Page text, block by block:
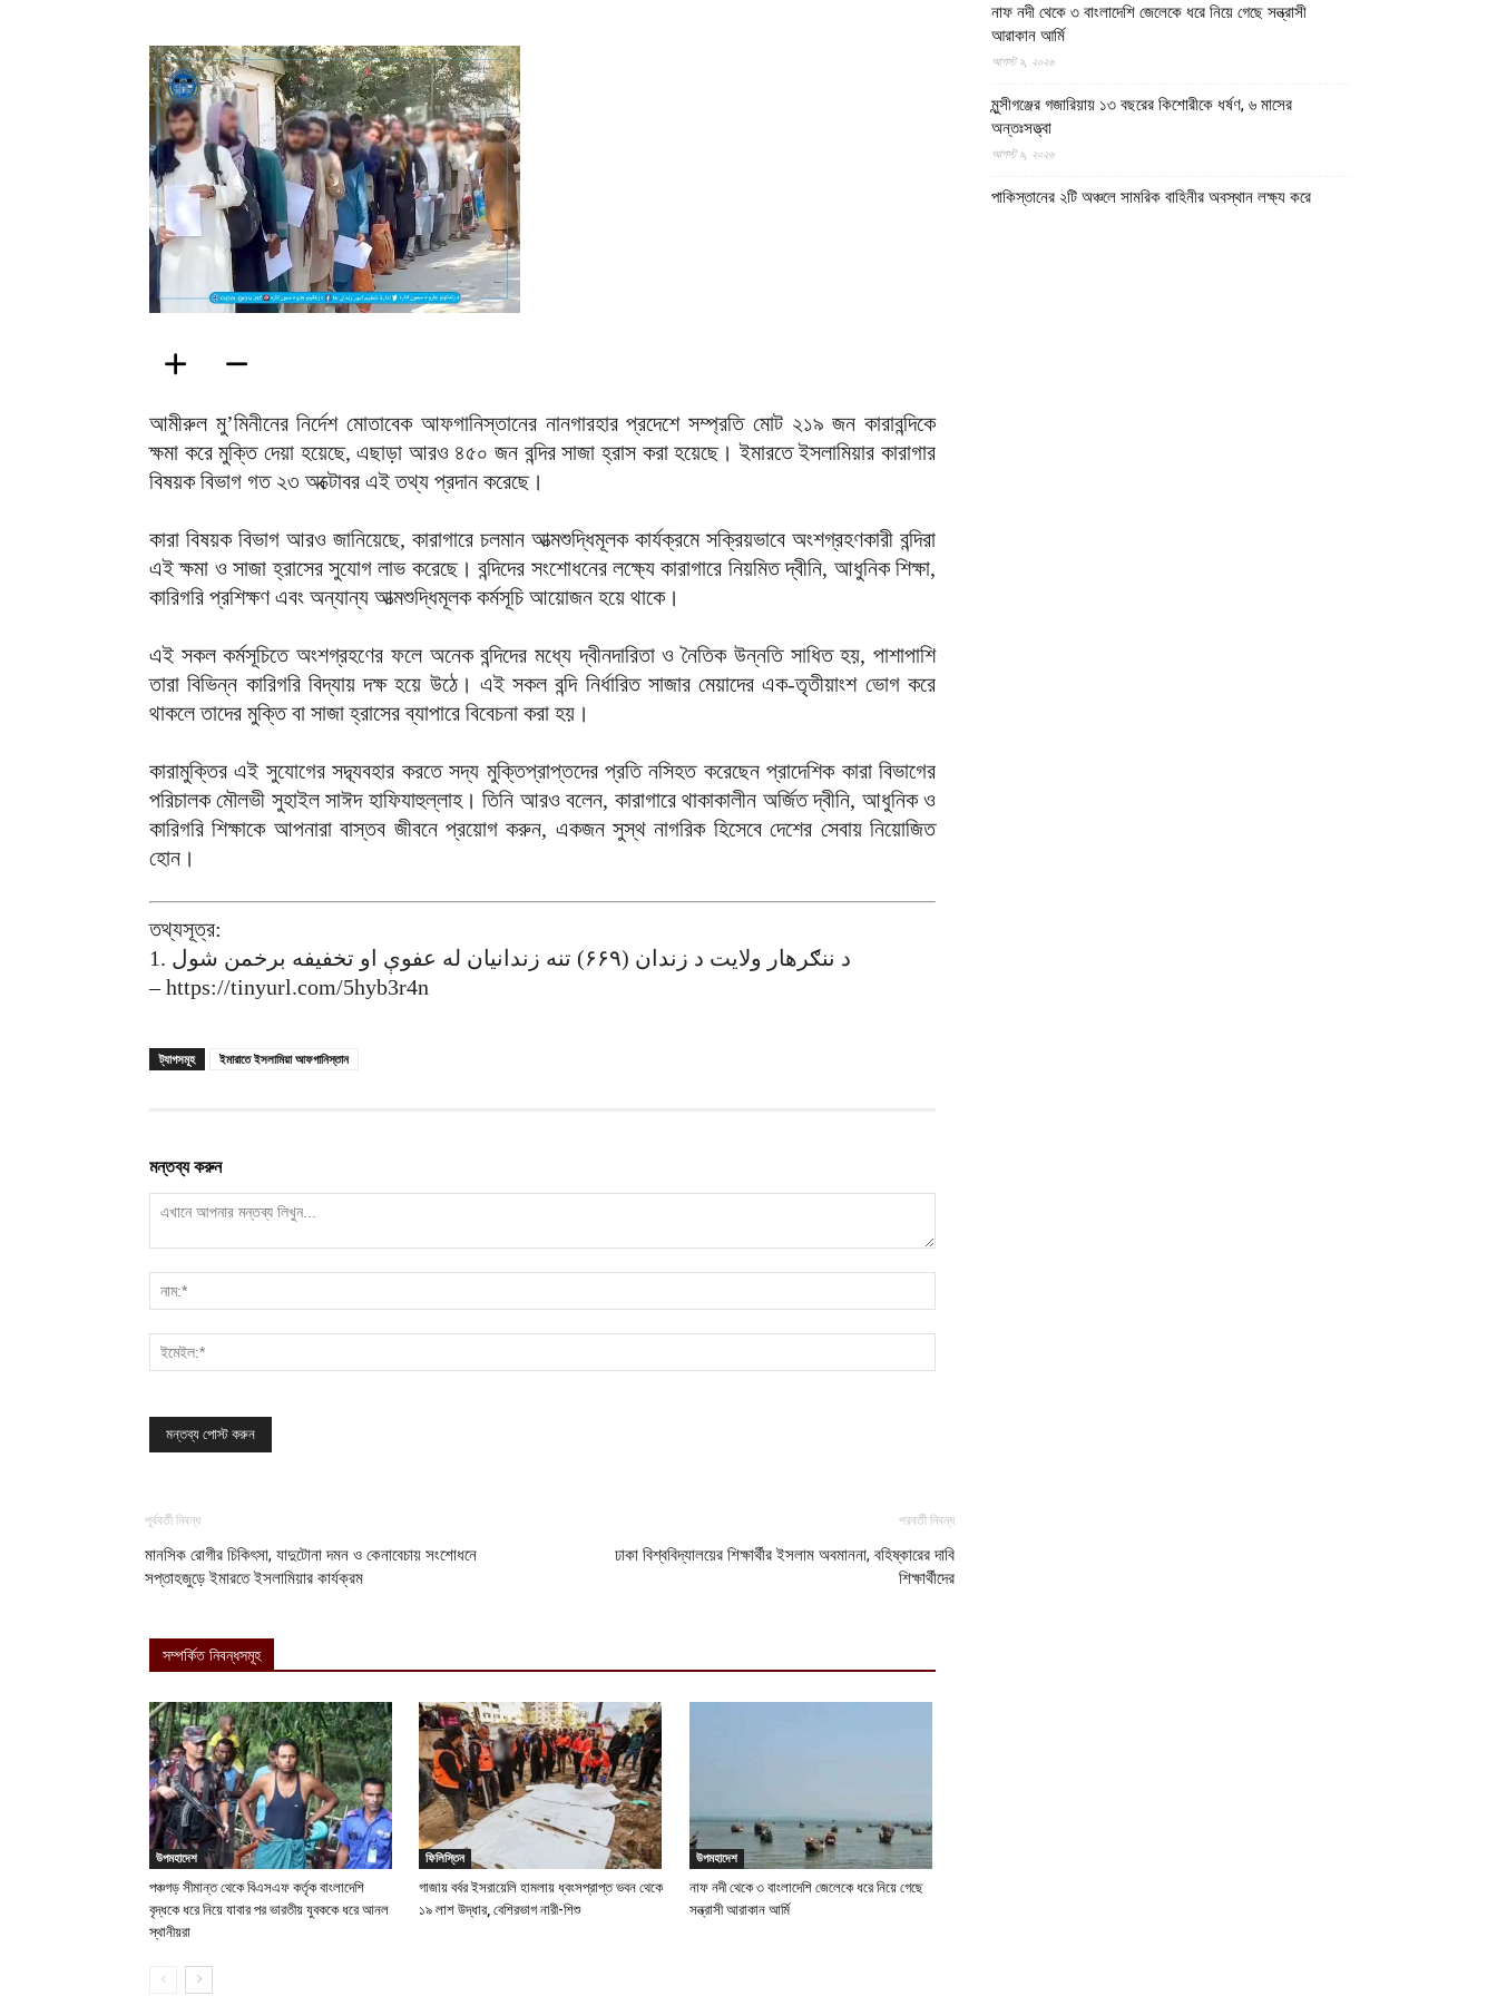
আমীরুল মু’মিনীনের নির্দেশ মোতাবেক আফগানিস্তানের নানগারহার প্রদেশে সম্প্রতি মোট ২১৯ জন কারাবন্দিকে
ক্ষমা করে মুক্তি দেয়া হয়েছে, এছাড়া আরও ৪৫০ জন বন্দির সাজা হ্রাস করা হয়েছে। ইমারতে ইসলামিয়ার কারাগার
বিষয়ক বিভাগ গত ২৩ অক্টোবর এই তথ্য প্রদান করেছে।
কারা বিষয়ক বিভাগ আরও জানিয়েছে, কারাগারে চলমান আত্মশুদ্ধিমূলক কার্যক্রমে সক্রিয়ভাবে অংশগ্রহণকারী বন্দিরা
এই ক্ষমা ও সাজা হ্রাসের সুযোগ লাভ করেছে। বন্দিদের সংশোধনের লক্ষ্যে কারাগারে নিয়মিত দ্বীনি, আধুনিক শিক্ষা,
কারিগরি প্রশিক্ষণ এবং অন্যান্য আত্মশুদ্ধিমূলক কর্মসূচি আয়োজন হয়ে থাকে।
এই সকল কর্মসূচিতে অংশগ্রহণের ফলে অনেক বন্দিদের মধ্যে দ্বীনদারিতা ও নৈতিক উন্নতি সাধিত হয়, পাশাপাশি
তারা বিভিন্ন কারিগরি বিদ্যায় দক্ষ হয়ে উঠে। এই সকল বন্দি নির্ধারিত সাজার মেয়াদের এক-তৃতীয়াংশ ভোগ করে
থাকলে তাদের মুক্তি বা সাজা হ্রাসের ব্যাপারে বিবেচনা করা হয়।
কারামুক্তির এই সুযোগের সদ্ব্যবহার করতে সদ্য মুক্তিপ্রাপ্তদের প্রতি নসিহত করেছেন প্রাদেশিক কারা বিভাগের
পরিচালক মৌলভী সুহাইল সাঈদ হাফিযাহুল্লাহ। তিনি আরও বলেন, কারাগারে থাকাকালীন অর্জিত দ্বীনি, আধুনিক ও
কারিগরি শিক্ষাকে আপনারা বাস্তব জীবনে প্রয়োগ করুন, একজন সুস্থ নাগরিক হিসেবে দেশের সেবায় নিয়োজিত
হোন।
তথ্যসূত্র:
1. د ننګرهار ولایت د زندان (۶۶۹) تنه زندانیان له عفوې او تخفیفه برخمن شول
– https://tinyurl.com/5hyb3r4n
ট্যাগসমূহ ইমারাতে ইসলামিয়া আফগানিস্তান
মন্তব্য করুন
পূর্ববর্তী নিবন্ধ
মানসিক রোগীর চিকিৎসা, যাদুটোনা দমন ও কেনাবেচায় সংশোধনে
সপ্তাহজুড়ে ইমারতে ইসলামিয়ার কার্যক্রম
পরবর্তী নিবন্ধ
ঢাকা বিশ্ববিদ্যালয়ের শিক্ষার্থীর ইসলাম অবমাননা, বহিষ্কারের দাবি
শিক্ষার্থীদের
সম্পর্কিত নিবন্ধসমূহ
উপমহাদেশ
পঞ্চগড় সীমান্ত থেকে বিএসএফ কর্তৃক বাংলাদেশি
বৃদ্ধকে ধরে নিয়ে যাবার পর ভারতীয় যুবককে ধরে আনল
স্থানীয়রা
ফিলিস্তিন
গাজায় বর্বর ইসরায়েলি হামলায় ধ্বংসপ্রাপ্ত ভবন থেকে
১৯ লাশ উদ্ধার, বেশিরভাগ নারী-শিশু
উপমহাদেশ
নাফ নদী থেকে ৩ বাংলাদেশি জেলেকে ধরে নিয়ে গেছে
সন্ত্রাসী আরাকান আর্মি
নাফ নদী থেকে ৩ বাংলাদেশি জেলেকে ধরে নিয়ে গেছে সন্ত্রাসী
আরাকান আর্মি
আগস্ট ৯, ২০২৬
মুন্সীগঞ্জের গজারিয়ায় ১৩ বছরের কিশোরীকে ধর্ষণ, ৬ মাসের
অন্তঃসত্ত্বা
আগস্ট ৯, ২০২৬
পাকিস্তানের ২টি অঞ্চলে সামরিক বাহিনীর অবস্থান লক্ষ্য করে